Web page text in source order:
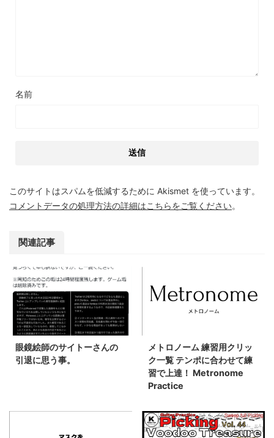
名前
このサイトはスパムを低減するために Akismet を使っています。
コメントデータの処理方法の詳細はこちらをご覧ください。
関連記事
眼鏡絵師のサイトーさんの
引退に思う事。
メトロノーム 練習用クリッ
ク一覧 テンポに合わせて練
習で上達！ Metronome
Practice